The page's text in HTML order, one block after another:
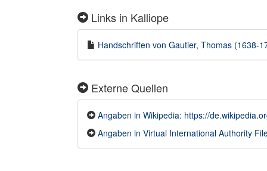
Links in Kalliope
Handschriften von Gautier, Thomas (1638-
Externe Quellen
Angaben in Wikipedia: https://
Angaben in Virtual International Authority